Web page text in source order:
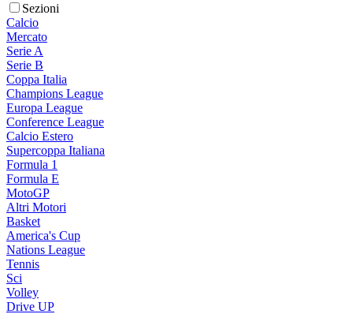
Sezioni
Calcio
Mercato
Serie A
Serie B
Coppa Italia
Champions League
Europa League
Conference League
Calcio Estero
Supercoppa Italiana
Formula 1
Formula E
MotoGP
Altri Motori
Basket
America's Cup
Nations League
Tennis
Sci
Volley
Drive UP